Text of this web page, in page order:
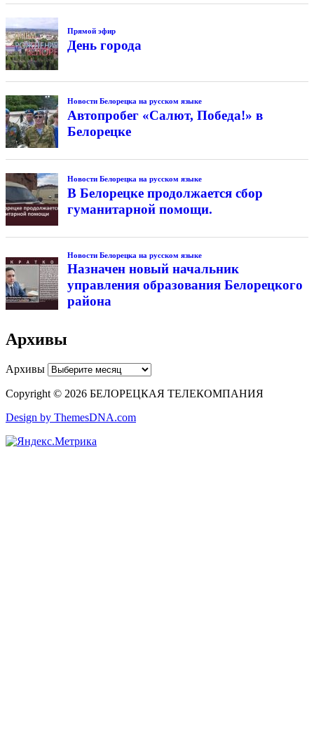
Прямой эфир
День города
Новости Белорецка на русском языке
Автопробег «Салют, Победа!» в
Белорецке
Новости Белорецка на русском языке
В Белорецке продолжается сбор
гуманитарной помощи.
Новости Белорецка на русском языке
Назначен новый начальник
управления образования Белорецкого
района
Архивы
Архивы
Copyright © 2026 БЕЛОРЕЦКАЯ ТЕЛЕКОМПАНИЯ
Design by ThemesDNA.com